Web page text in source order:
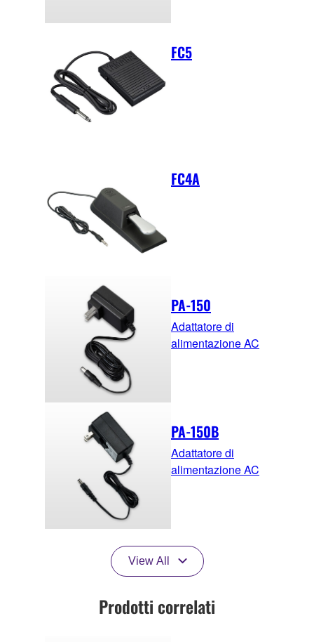
FC5
FC4A
PA-150
Adattatore di
alimentazione AC
PA-150B
Adattatore di
alimentazione AC
View All
Prodotti correlati